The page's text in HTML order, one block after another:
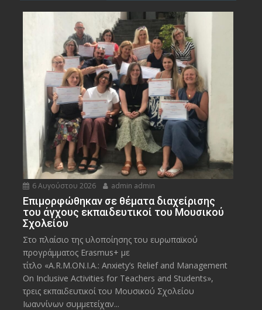
6 Αυγούστου 2026 admin admin
Eπιμορφώθηκαν σε θέματα διαχείρισης
του άγχους εκπαιδευτικοί του Μουσικού
Σχολείου
Στο πλαίσιο της υλοποίησης του ευρωπαϊκού
προγράμματος Erasmus+ με
τίτλο «A.R.M.ON.I.A.: Anxiety’s Relief and Management
On Inclusive Activities for Teachers and Students»,
τρεις εκπαιδευτικοί του Μουσικού Σχολείου
Ιωαννίνων συμμετείχαν...